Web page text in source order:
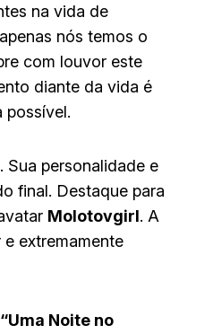
na vida de
nós temos o
com louvor este
diante da vida é
possível.
Sua personalidade e
final. Destaque para
Molotovgirl. A
extremamente
“Uma Noite no